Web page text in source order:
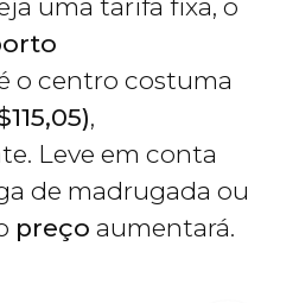
uma tarifa fixa, o
o centro costuma
115,05),
Leve em conta
de madrugada ou
preço aumentará.